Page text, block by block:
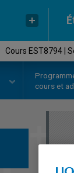
Cours EST8794 |
cours et